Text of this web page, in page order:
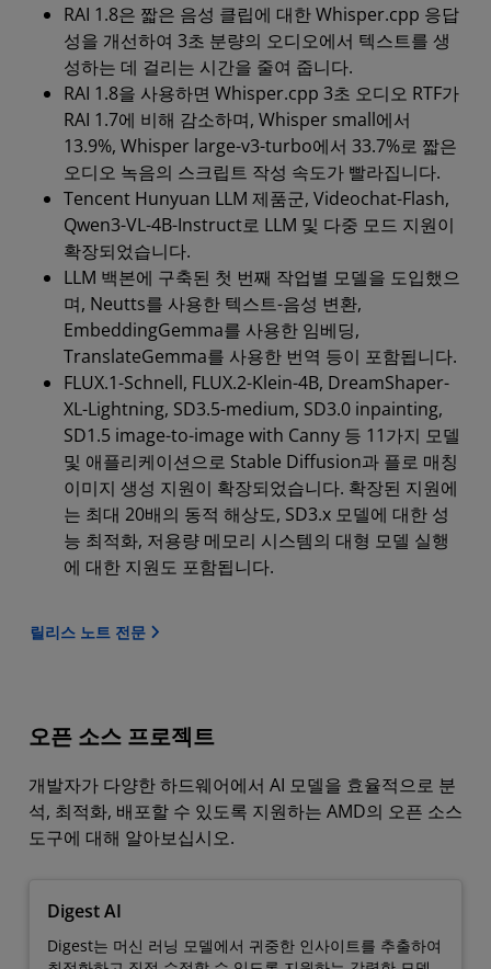
RAI 1.8은 짧은 음성 클립에 대한 Whisper.cpp 응답
성을 개선하여 3초 분량의 오디오에서 텍스트를 생
성하는 데 걸리는 시간을 줄여 줍니다.
RAI 1.8을 사용하면 Whisper.cpp 3초 오디오 RTF가
RAI 1.7에 비해 감소하며, Whisper small에서
13.9%, Whisper large-v3-turbo에서 33.7%로 짧은
오디오 녹음의 스크립트 작성 속도가 빨라집니다.
Tencent Hunyuan LLM 제품군, Videochat-Flash,
Qwen3-VL-4B-Instruct로 LLM 및 다중 모드 지원이
확장되었습니다.
LLM 백본에 구축된 첫 번째 작업별 모델을 도입했으
며, Neutts를 사용한 텍스트-음성 변환,
EmbeddingGemma를 사용한 임베딩,
TranslateGemma를 사용한 번역 등이 포함됩니다.
FLUX.1-Schnell, FLUX.2-Klein-4B, DreamShaper-
XL-Lightning, SD3.5-medium, SD3.0 inpainting,
SD1.5 image-to-image with Canny 등 11가지 모델
및 애플리케이션으로 Stable Diffusion과 플로 매칭
이미지 생성 지원이 확장되었습니다. 확장된 지원에
는 최대 20배의 동적 해상도, SD3.x 모델에 대한 성
능 최적화, 저용량 메모리 시스템의 대형 모델 실행
에 대한 지원도 포함됩니다.
릴리스 노트 전문
오픈 소스 프로젝트
개발자가 다양한 하드웨어에서 AI 모델을 효율적으로 분
석, 최적화, 배포할 수 있도록 지원하는 AMD의 오픈 소스
도구에 대해 알아보십시오.
Digest AI
Digest는 머신 러닝 모델에서 귀중한 인사이트를 추출하여